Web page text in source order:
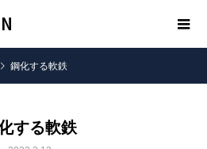
鋼化する軟鉄
する軟鉄